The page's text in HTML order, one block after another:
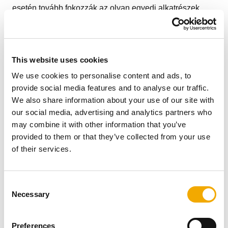
This website uses cookies
We use cookies to personalise content and ads, to
provide social media features and to analyse our traffic.
We also share information about your use of our site with
our social media, advertising and analytics partners who
may combine it with other information that you’ve
provided to them or that they’ve collected from your use
of their services.
Necessary
Preferences
esetén tovább fokozzák az olyan egyedi alkatrészek,
mint a karimás csatlakozások, a grafithüvelyek és a
A megbízónk egy ipari projektek kivitelezésével
foglalkozó, neves cég a franciaországi Burgundia
történelmi régiójában. Ez a kivitelező cég
generátoregységek, valamint energiaellátó és
energiatermelő rendszerek építésére, telepítésére,
bérbeadására és karbantartására specializálódott,
közlekedés, az egészségügy (kórházak, idősek otthonai,
szállodák, középületek, a logisztika és a kereskedelem